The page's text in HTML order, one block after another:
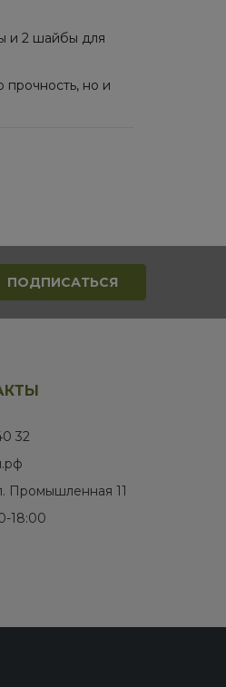
и 2 шайбы для
прочность, но и
32
Промышленная 11
18:00